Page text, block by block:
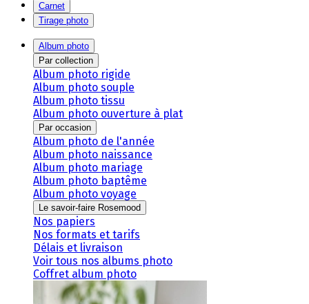
Carnet
Tirage photo
Album photo
Par collection
Album photo rigide
Album photo souple
Album photo tissu
Album photo ouverture à plat
Par occasion
Album photo de l'année
Album photo naissance
Album photo mariage
Album photo baptême
Album photo voyage
Le savoir-faire Rosemood
Nos papiers
Nos formats et tarifs
Délais et livraison
Voir tous nos albums photo
Coffret album photo